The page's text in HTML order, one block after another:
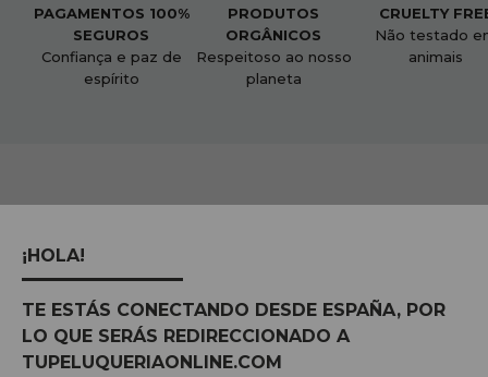
PAGAMENTOS 100%
SEGUROS
Confiança e paz de
espírito
PRODUTOS
ORGÂNICOS
Respeitoso ao nosso
planeta
CRUELTY
Não testado
animais
¡HOLA!
TE ESTÁS CONECTANDO DESDE ESPAÑA, POR
LO QUE SERÁS REDIRECCIONADO A
TUPELUQUERIAONLINE.COM